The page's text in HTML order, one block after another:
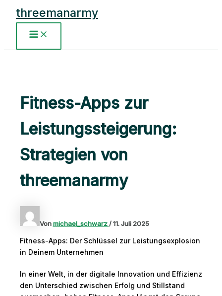
Zum
Inhalt
springen
threemanarmy
Main
Menu
Fitness-Apps zur
Leistungssteigerung:
Strategien von
threemanarmy
Vonmichael_schwarz/11. Juli 2025
Fitness-Apps: Der Schlüssel zur Leistungsexplosion
in Deinem Unternehmen
In einer Welt, in der digitale Innovation und Effizienz
den Unterschied zwischen Erfolg und Stillstand